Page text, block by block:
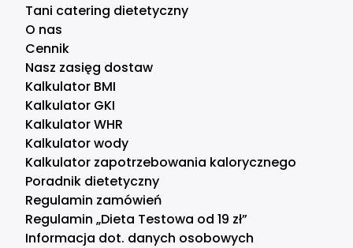
Tani catering dietetyczny
O nas
Cennik
Nasz zasięg dostaw
Kalkulator BMI
Kalkulator GKI
Kalkulator WHR
Kalkulator wody
Kalkulator zapotrzebowania kalorycznego
Poradnik dietetyczny
Regulamin zamówień
Regulamin „Dieta Testowa od 19 zł”
Informacja dot. danych osobowych